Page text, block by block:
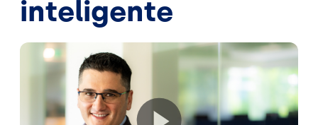
inteligente